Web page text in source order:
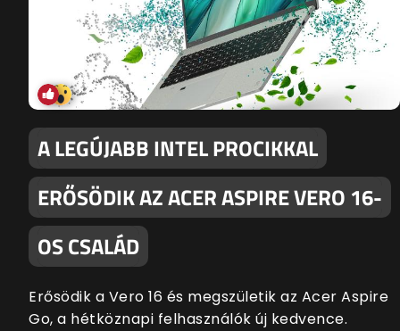
A LEGÚJABB INTEL PROCIKKAL
ERŐSÖDIK AZ ACER ASPIRE VERO 16-
OS CSALÁD
Erősödik a Vero 16 és megszületik az Acer Aspire
Go, a hétköznapi felhasználók új kedvence.